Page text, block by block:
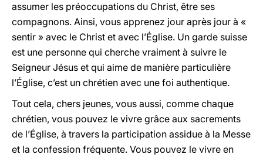
assumer les préoccupations du Christ, être ses
compagnons. Ainsi, vous apprenez jour après jour à «
sentir » avec le Christ et avec l’Église. Un garde suisse
est une personne qui cherche vraiment à suivre le
Seigneur Jésus et qui aime de manière particulière
l’Église, c’est un chrétien avec une foi authentique.
Tout cela, chers jeunes, vous aussi, comme chaque
chrétien, vous pouvez le vivre grâce aux sacrements
de l’Église, à travers la participation assidue à la Messe
et la confession fréquente. Vous pouvez le vivre en